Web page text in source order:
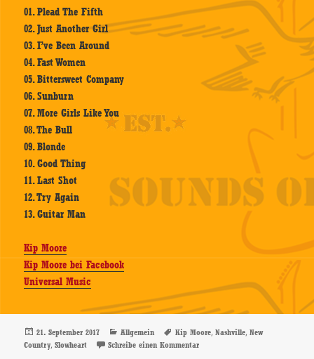
01. Plead The Fifth
02. Just Another Girl
03. I’ve Been Around
04. Fast Women
05. Bittersweet Company
06. Sunburn
07. More Girls Like You
08. The Bull
09. Blonde
10. Good Thing
11. Last Shot
12. Try Again
13. Guitar Man
Kip Moore
Kip Moore bei Facebook
Universal Music
Veröffentlicht
am
21. September 2017 Kategorien
Allgemein Schlagwörter
Kip Moore,Nashville,New
Country,Slowheart Schreibe einen Kommentarzu Kip Moore – Slowheart – CD-